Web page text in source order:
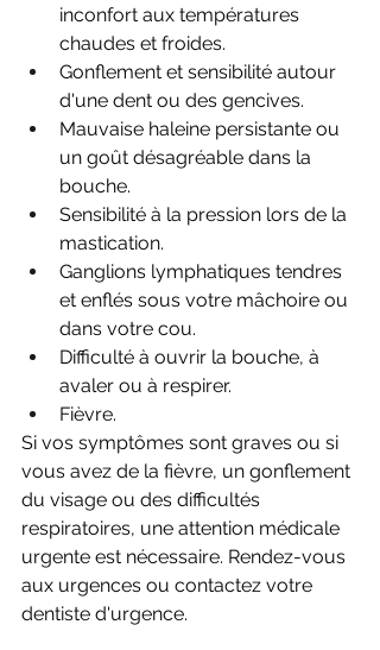
inconfort aux températures
chaudes et froides.
Gonflement et sensibilité autour
d'une dent ou des gencives.
Mauvaise haleine persistante ou
un goût désagréable dans la
bouche.
Sensibilité à la pression lors de la
mastication.
Ganglions lymphatiques tendres
et enflés sous votre mâchoire ou
dans votre cou.
Difficulté à ouvrir la bouche, à
avaler ou à respirer.
Fièvre.
Si vos symptômes sont graves ou si
vous avez de la fièvre, un gonflement
du visage ou des difficultés
respiratoires, une attention médicale
urgente est nécessaire. Rendez-vous
aux urgences ou contactez votre
dentiste d'urgence.